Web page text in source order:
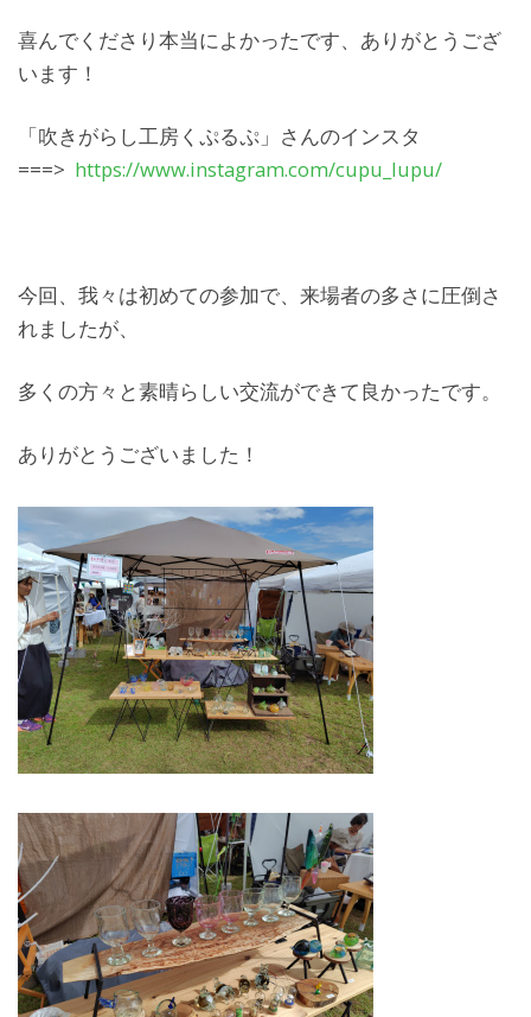
喜んでくださり本当によかったです、ありがとうござ
います！
「吹きがらし工房くぷるぷ」さんのインスタ
===> https://www.instagram.com/cupu_lupu/
今回、我々は初めての参加で、来場者の多さに圧倒さ
れましたが、
多くの方々と素晴らしい交流ができて良かったです。
ありがとうございました！